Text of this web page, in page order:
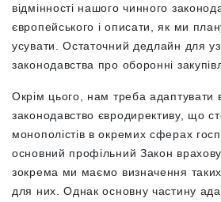
відмінності нашого чинного
європейського і описати, як ми
усувати. Остаточний дедлайн для
законодавства про оборонні
Окрім цього, нам треба адаптувати
законодавство євродирективу, що
монополістів в окремих сферах
основний профільний Закон
зокрема ми маємо визначення таких
для них. Однак основну частину